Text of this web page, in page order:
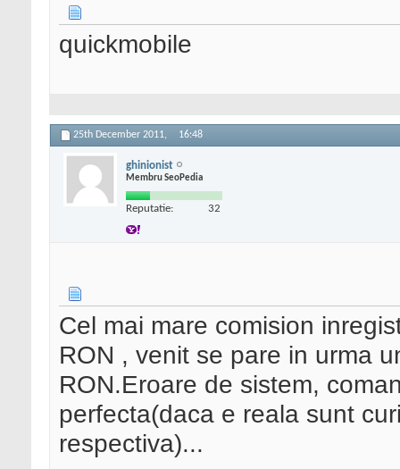
quickmobile
25th December 2011, 16:48
ghinionist
Membru SeoPedia
Reputatie: 32
Cel mai mare comision
RON , venit se pare in urma
RON.Eroare de sistem,
perfecta(daca e reala sunt
respectiva)...